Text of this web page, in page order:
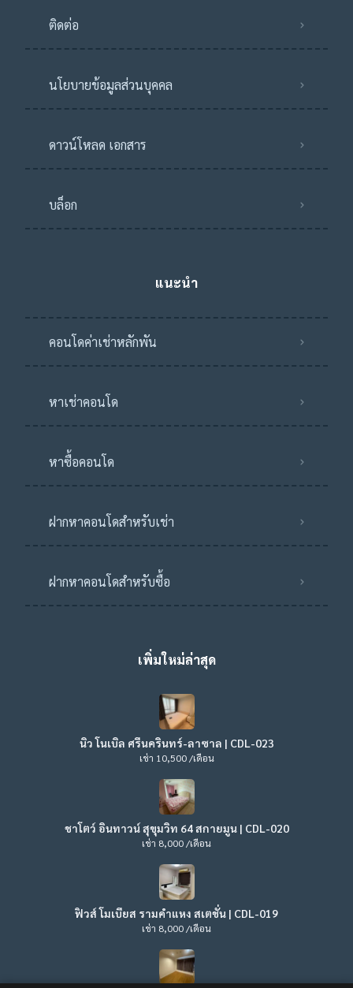
ติดต่อ
นโยบายข้อมูลส่วนบุคคล
ดาวน์โหลด เอกสาร
บล็อก
แนะนำ
คอนโดค่าเช่าหลักพัน
หาเช่าคอนโด
หาซื้อคอนโด
ฝากหาคอนโดสำหรับเช่า
ฝากหาคอนโดสำหรับซื้อ
เพิ่มใหม่ล่าสุด
นิว โนเบิล ศรีนครินทร์-ลาซาล | CDL-023
เช่า 10,500 /เดือน
ชาโตว์ อินทาวน์ สุขุมวิท 64 สกายมูน | CDL-020
เช่า 8,000 /เดือน
ฟิวส์ โมเบียส รามคำแหง สเตชั่น | CDL-019
เช่า 8,000 /เดือน